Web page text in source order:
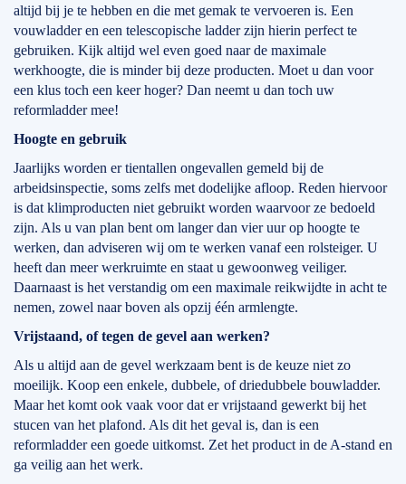
altijd bij je te hebben en die met gemak te vervoeren is. Een
vouwladder en een telescopische ladder zijn hierin perfect te
gebruiken. Kijk altijd wel even goed naar de maximale
werkhoogte, die is minder bij deze producten. Moet u dan voor
een klus toch een keer hoger? Dan neemt u dan toch uw
reformladder mee!
Hoogte en gebruik
Jaarlijks worden er tientallen ongevallen gemeld bij de
arbeidsinspectie, soms zelfs met dodelijke afloop. Reden hiervoor
is dat klimproducten niet gebruikt worden waarvoor ze bedoeld
zijn. Als u van plan bent om langer dan vier uur op hoogte te
werken, dan adviseren wij om te werken vanaf een rolsteiger. U
heeft dan meer werkruimte en staat u gewoonweg veiliger.
Daarnaast is het verstandig om een maximale reikwijdte in acht te
nemen, zowel naar boven als opzij één armlengte.
Vrijstaand, of tegen de gevel aan werken?
Als u altijd aan de gevel werkzaam bent is de keuze niet zo
moeilijk. Koop een enkele, dubbele, of driedubbele bouwladder.
Maar het komt ook vaak voor dat er vrijstaand gewerkt bij het
stucen van het plafond. Als dit het geval is, dan is een
reformladder een goede uitkomst. Zet het product in de A-stand en
ga veilig aan het werk.